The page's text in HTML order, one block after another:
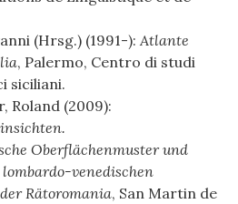
(Hrsg.) (1991-): Atlante
, Palermo, Centro di studi
siciliani.
Roland (2009):
Oberflächenmuster und
venedischen
Rätoromania, San Martin de